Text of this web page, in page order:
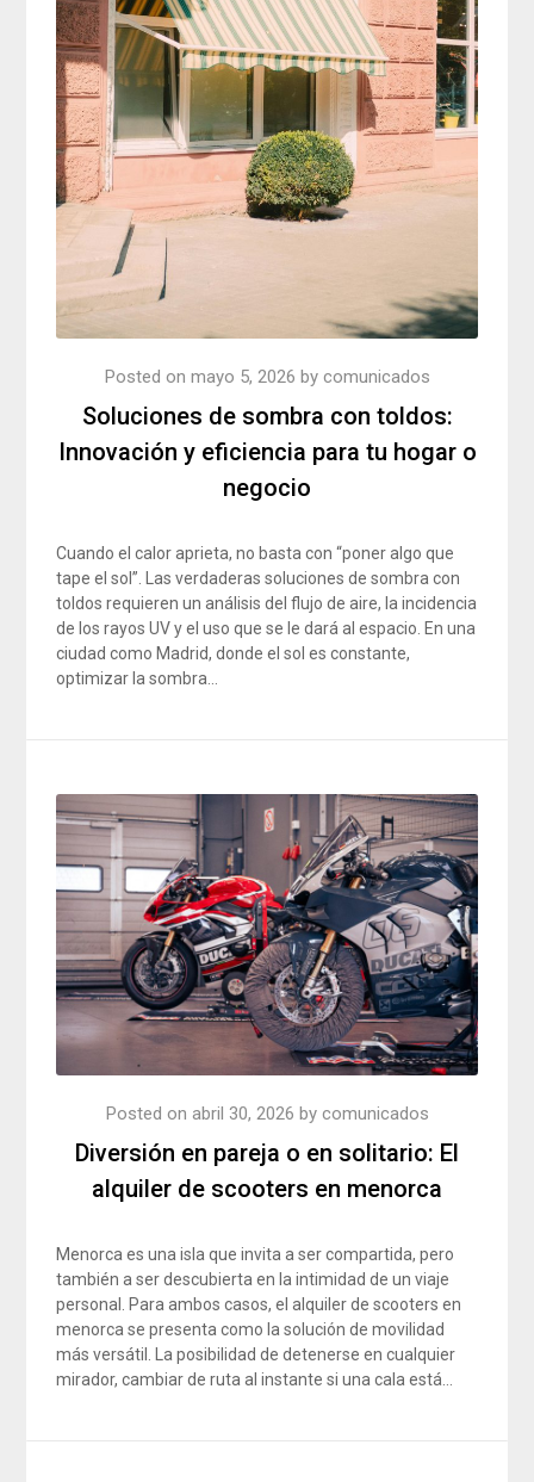
Soluciones de sombra con toldos:
Innovación y eficiencia para tu hogar o
negocio
Posted on mayo 5, 2026 by comunicados
Cuando el calor aprieta, no basta con “poner algo que
tape el sol”. Las verdaderas soluciones de sombra con
toldos requieren un análisis del flujo de aire, la incidencia
de los rayos UV y el uso que se le dará al espacio. En una
ciudad como Madrid, donde el sol es constante,
optimizar la sombra…
Diversión en pareja o en solitario: El
alquiler de scooters en menorca
Posted on abril 30, 2026 by comunicados
Menorca es una isla que invita a ser compartida, pero
también a ser descubierta en la intimidad de un viaje
personal. Para ambos casos, el alquiler de scooters en
menorca se presenta como la solución de movilidad
más versátil. La posibilidad de detenerse en cualquier
mirador, cambiar de ruta al instante si una cala está…